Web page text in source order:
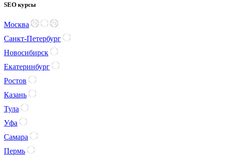
SEO курсы
Москва
Санкт-Петербург
Новосибирск
Екатеринбург
Ростов
Казань
Тула
Уфа
Самара
Пермь